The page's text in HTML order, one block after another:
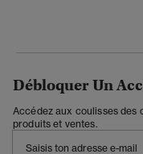
Débloquer Un
Accédez aux coulisses des
produits et ventes.